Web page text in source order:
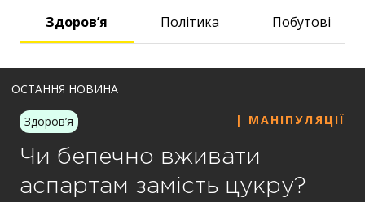
Здоров’я Політика Побутові
ОСТАННЯ НОВИНА
Здоров’я | МАНІПУЛЯЦІЇ
Чи бепечно вживати
аспартам замість цукру?